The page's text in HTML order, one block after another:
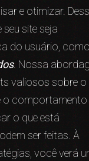
e otimizar.
site seja
do usuário,
. Nossa
valiosos sobre o
o
o que está
ser feitas. À
você verá